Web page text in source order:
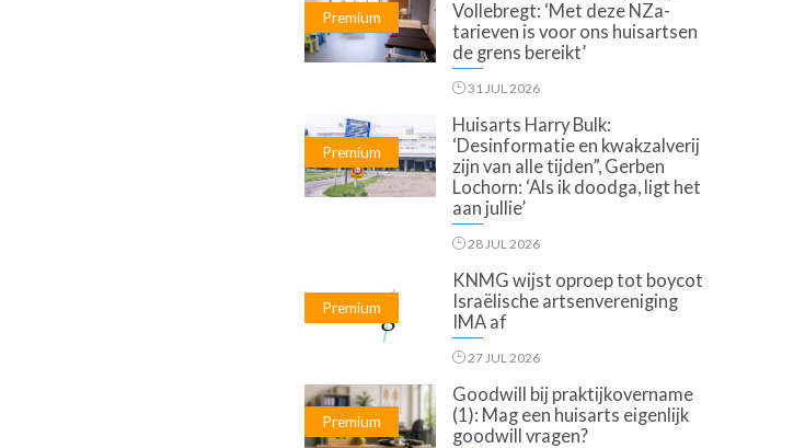
Premium
Vollebregt: ‘Met deze NZa-
tarieven is voor ons huisartsen
de grens bereikt’
31 JUL 2026
Premium
Huisarts Harry Bulk:
‘Desinformatie en kwakzalverij
zijn van alle tijden”, Gerben
Lochorn: ‘Als ik doodga, ligt het
aan jullie’
28 JUL 2026
Premium
KNMG wijst oproep tot boycot
Israëlische artsenvereniging
IMA af
27 JUL 2026
Premium
Goodwill bij praktijkovername
(1): Mag een huisarts eigenlijk
goodwill vragen?